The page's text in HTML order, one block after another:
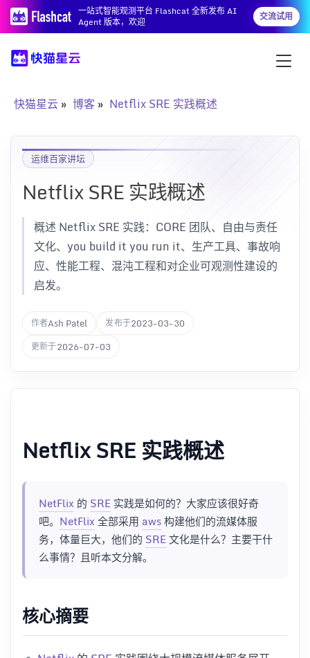
一站式智能观测平台 Flashcat 全新发布 AI
Agent 版本，欢迎
交流试用
快猫星云 博客 Netflix SRE 实践概述
运维百家讲坛
Netflix SRE 实践概述
概述 Netflix SRE 实践：CORE 团队、自由与责任
文化、you build it you run it、生产工具、事故响
应、性能工程、混沌工程和对企业可观测性建设的
启发。
作者Ash Patel 发布于2023-03-30
更新于2026-07-03
Netflix SRE 实践概述
NetFlix 的 SRE 实践是如何的？大家应该很好奇
吧。 NetFlix 全部采用 aws构建他们的流媒体服
务，体量巨大，他们的 SRE文化是什么？主要干什
么事情？且听本文分解。
核心摘要